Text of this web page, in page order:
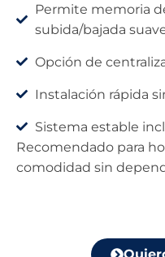
Permite memoria
subida/bajada
Opción de
Instalación rápida
Sistema estable
Recomendado para
comodidad sin